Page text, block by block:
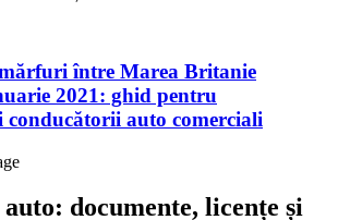
între Marea Britanie
2021: ghid pentru
auto comerciali
documente, licențe și